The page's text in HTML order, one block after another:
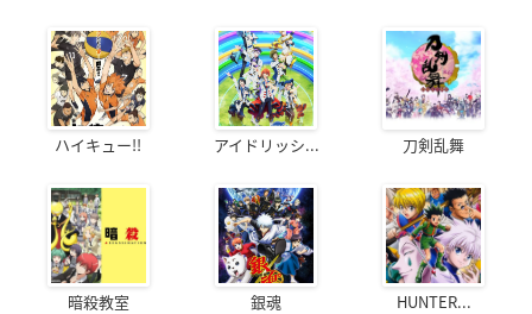
ハイキュー!! アイドリッシ... 刀剣乱舞
暗殺教室 銀魂 HUNTER...